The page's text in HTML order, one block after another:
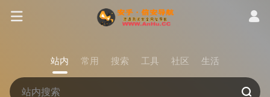
站内 常用 搜索 工具 社区 生活